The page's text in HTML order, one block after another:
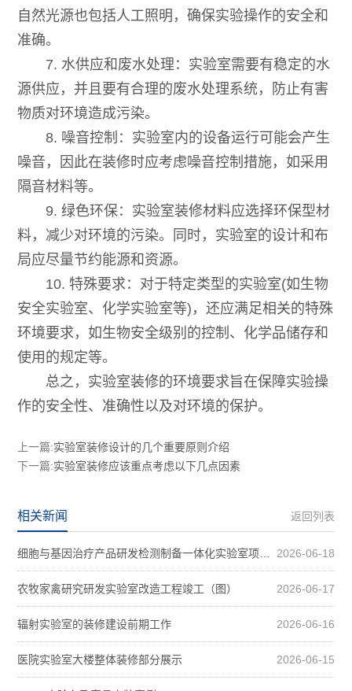
自然光源也包括人工照明，确保实验操作的安全和
准确。
7. 水供应和废水处理：实验室需要有稳定的水
源供应，并且要有合理的废水处理系统，防止有害
物质对环境造成污染。
8. 噪音控制：实验室内的设备运行可能会产生
噪音，因此在装修时应考虑噪音控制措施，如采用
隔音材料等。
9. 绿色环保：实验室装修材料应选择环保型材
料，减少对环境的污染。同时，实验室的设计和布
局应尽量节约能源和资源。
10. 特殊要求：对于特定类型的实验室(如生物
安全实验室、化学实验室等)，还应满足相关的特殊
环境要求，如生物安全级别的控制、化学品储存和
使用的规定等。
总之，实验室装修的环境要求旨在保障实验操
作的安全性、准确性以及对环境的保护。
上一篇:实验室装修设计的几个重要原则介绍
下一篇:实验室装修应该重点考虑以下几点因素
返回列表
相关新闻
2026-06-18
细胞与基因治疗产品研发检测制备一体化实验室项目装修案例图
2026-06-17
农牧家禽研究研发实验室改造工程竣工（图）
2026-06-16
辐射实验室的装修建设前期工作
2026-06-15
医院实验室大楼整体装修部分展示